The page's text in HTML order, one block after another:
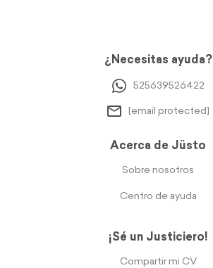
¿Necesitas ayuda?
525639526422
[email protected]
Acerca de Jüsto
Sobre nosotros
Centro de ayuda
¡Sé un Justiciero!
Compartir mi CV